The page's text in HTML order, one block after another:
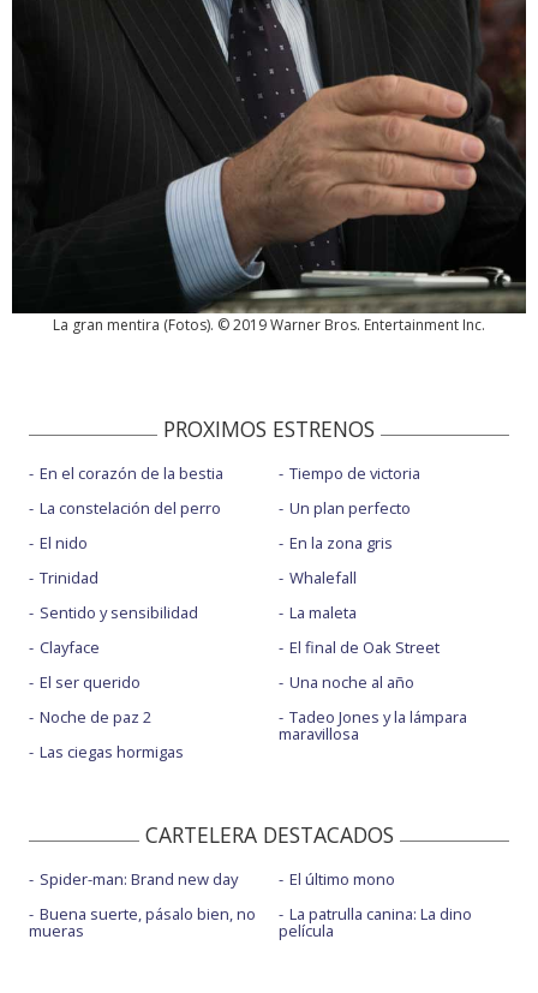
La gran mentira (Fotos). © 2019 Warner Bros. Entertainment Inc.
PROXIMOS ESTRENOS
En el corazón de la bestia
La constelación del perro
El nido
Trinidad
Sentido y sensibilidad
Clayface
El ser querido
Noche de paz 2
Las ciegas hormigas
Tiempo de victoria
Un plan perfecto
En la zona gris
Whalefall
La maleta
El final de Oak Street
Una noche al año
Tadeo Jones y la lámpara
maravillosa
CARTELERA DESTACADOS
Spider-man: Brand new day
Buena suerte, pásalo bien, no
mueras
El último mono
La patrulla canina: La dino
película